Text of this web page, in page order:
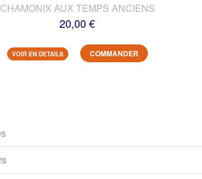
CHAMONIX AUX TEMPS ANCIENS
20,00 €
VOIR EN DETAILS COMMANDER